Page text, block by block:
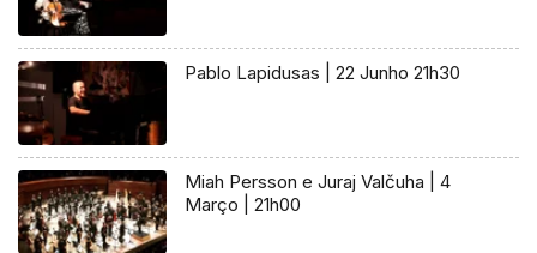
Pablo Lapidusas | 22 Junho 21h30
Miah Persson e Juraj Valčuha | 4
Março | 21h00